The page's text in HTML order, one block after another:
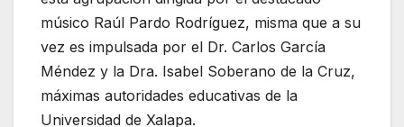
músico Raúl Pardo Rodríguez, misma que a su
vez es impulsada por el Dr. Carlos García
Méndez y la Dra. Isabel Soberano de la Cruz,
máximas autoridades educativas de la
Universidad de Xalapa.